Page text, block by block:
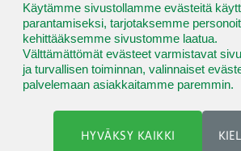
Käytämme sivustollamme evästeitä
parantamiseksi, tarjotaksemme
kehittääksemme sivustomme laatua.
Välttämättömät evästeet varmistavat
ja turvallisen toiminnan, valinnaiset
palvelemaan asiakkaitamme paremmin.
HYVÄKSY KAIKKI